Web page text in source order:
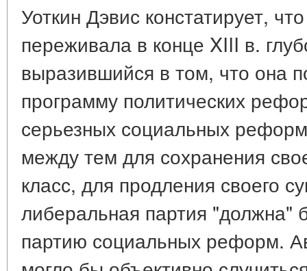
Уоткин Дэвис констатирует,
переживала в конце XIII в.
выразившийся в том, что она
программу политических
серьезных социальных
между тем для сохранения
класс, для продления своего
либеральная партия "должна"
партию социальных реформ.